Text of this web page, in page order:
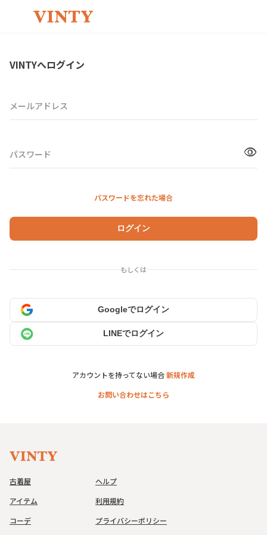
VINTYへログイン
メールアドレス
パスワード visibility
パスワードを忘れた場合
ログイン
もしくは
Googleでログイン
LINEでログイン
アカウントを持ってない場合新規作成
お問い合わせはこちら
古着屋
アイテム
コーデ
ヘルプ
利用規約
プライバシーポリシー